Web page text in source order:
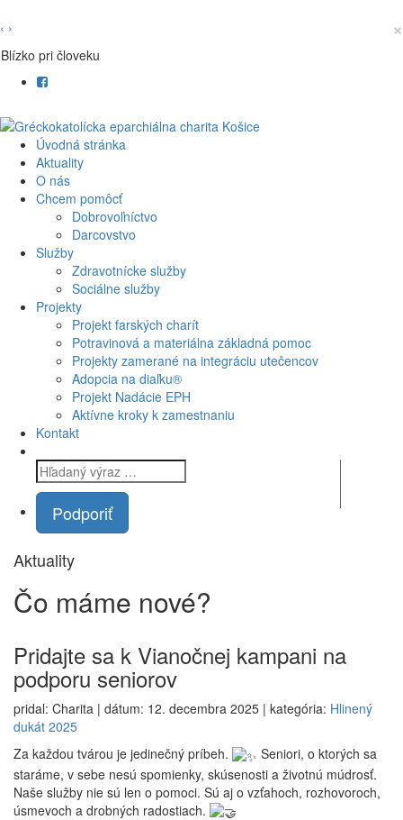
‹ › ×
Blízko pri človeku
Úvodná stránka
Aktuality
O nás
Chcem pomôcť
Dobrovoľníctvo
Darcovstvo
Služby
Zdravotnícke služby
Sociálne služby
Projekty
Projekt farských charít
Potravinová a materiálna základná pomoc
Projekty zamerané na integráciu utečencov
Adopcia na diaľku®
Projekt Nadácie EPH
Aktívne kroky k zamestnaniu
Kontakt
Podporiť
Aktuality
Čo máme nové?
Pridajte sa k Vianočnej kampani na
podporu seniorov
pridal: Charita | dátum: 12. decembra 2025 | kategória: Hlinený
dukát 2025
Za každou tvárou je jedinečný príbeh.
Seniori, o ktorých sa
staráme, v sebe nesú spomienky, skúsenosti a životnú múdrosť.
Naše služby nie sú len o pomoci. Sú aj o vzťahoch, rozhovoroch,
úsmevoch a drobných radostiach.